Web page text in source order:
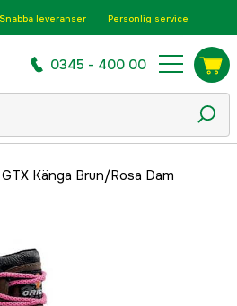
Snabba leveranser Personlig service
0345 - 400 00
Känga Brun/Rosa Dam